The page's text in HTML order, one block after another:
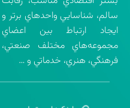
سالم، شناسايي واحدهاي برتر و
ايجاد ارتباط بين اعضاي
مجموعه‌هاي مختلف صنعتي،
فرهنگي، هنري، خدماتي و …